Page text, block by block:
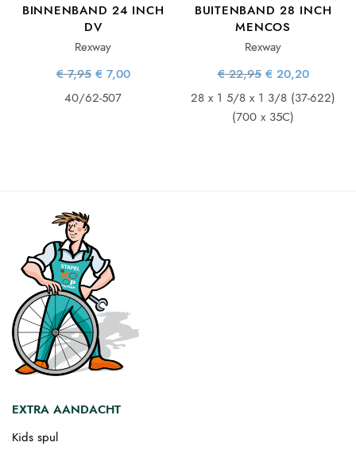
BINNENBAND 24 INCH
DV
Rexway
€7,95 Oorspronkelijke
prijs was:
€ 7,95.
€ 7,00Huidige
40/62-507
BUITENBAND 28 INCH
MENCOS
Rexway
€22,95 Oorspronkelijke
prijs was:
€ 22,95.
€ 20,20
€ 20,20.
28 x 1 5/8 x 1 3/8 (37-622)
(700 x 35C)
EXTRA AANDACHT
Kids spul